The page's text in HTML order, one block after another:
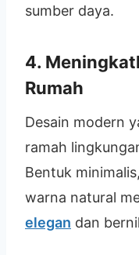
sumber daya.
4.
Rumah
Desain modern
ramah
Bentuk
warna natural
elegan dan